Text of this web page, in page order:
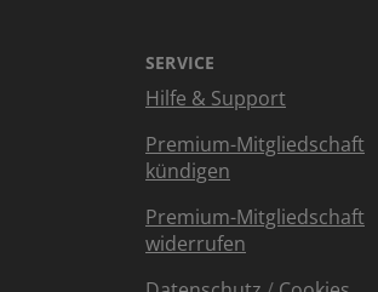
SERVICE
Hilfe & Support
Premium-Mitgliedschaft
kündigen
Premium-Mitgliedschaft
widerrufen